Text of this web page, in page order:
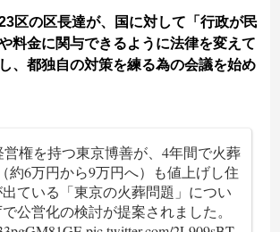
区の区長達が、国に対して「行政が民
料金に関与できるように法律を変えて
、都独自の対策を練る為の会議を始め
権を持つ東京博善が、4年間で火葬
約6万円から9万円へ）も値上げし住
ている「東京の火葬問題」につい
公営化の検討が提案されました。